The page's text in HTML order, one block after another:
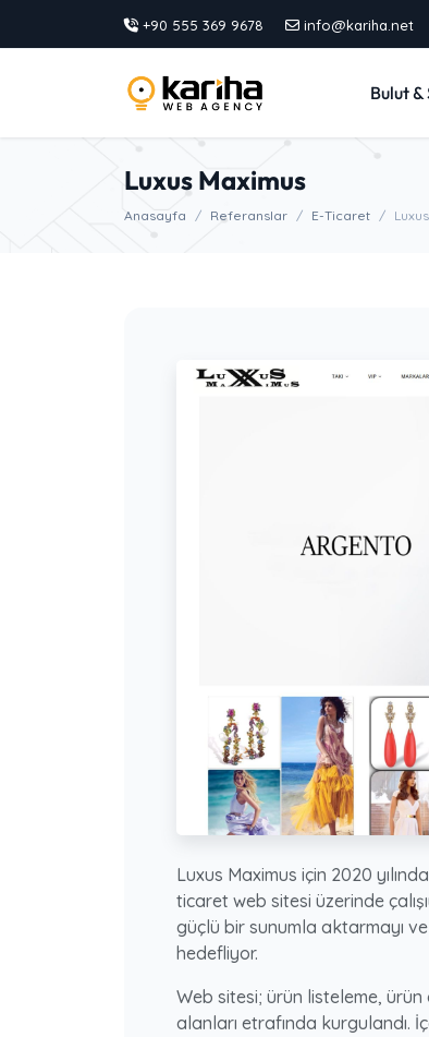
+90 555 369 9678 info@kariha.net
Bulut &
Luxus Maximus
Anasayfa Referanslar E-Ticaret
Luxus Maximus için 2020
ticaret web sitesi üzerinde
güçlü bir sunumla aktarmayı
hedefliyor.
Web sitesi; ürün listeleme,
alanları etrafında kurgulandı.